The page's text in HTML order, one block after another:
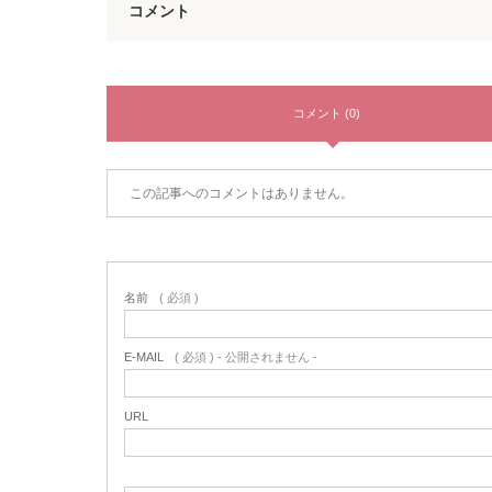
コメント
コメント (0)
この記事へのコメントはありません。
名前 ( 必須 )
E-MAIL ( 必須 ) - 公開されません -
URL